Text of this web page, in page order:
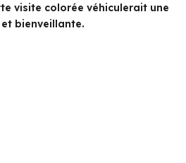
visite colorée véhiculerait une
bienveillante.